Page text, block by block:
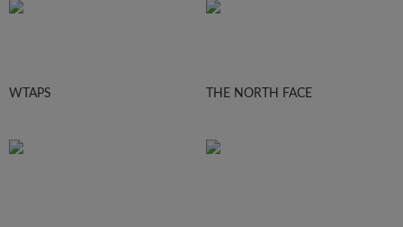
WTAPS THE NORTH FACE